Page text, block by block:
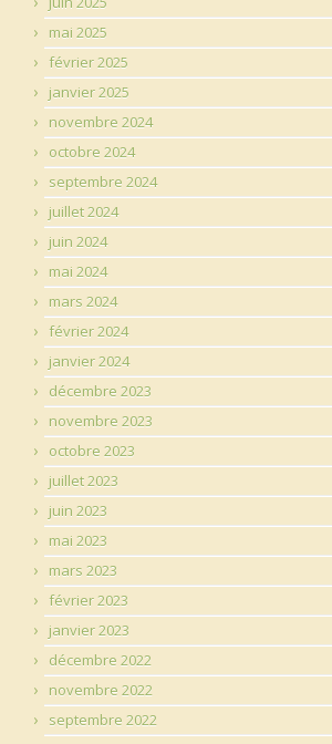
mai 2025
février 2025
janvier 2025
novembre 2024
octobre 2024
septembre 2024
juillet 2024
juin 2024
mai 2024
mars 2024
février 2024
janvier 2024
décembre 2023
novembre 2023
octobre 2023
juillet 2023
juin 2023
mai 2023
mars 2023
février 2023
janvier 2023
décembre 2022
novembre 2022
septembre 2022